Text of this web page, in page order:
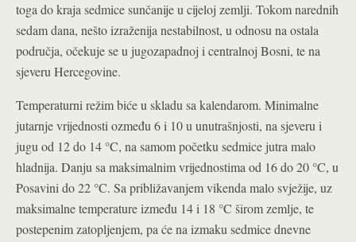
toga do kraja sedmice sunčanije u cijeloj zemlji. Tokom narednih
sedam dana, nešto izraženija nestabilnost, u odnosu na ostala
područja, očekuje se u jugozapadnoj i centralnoj Bosni, te na
sjeveru Hercegovine.
Temperaturni režim biće u skladu sa kalendarom. Minimalne
jutarnje vrijednosti ozmeđu 6 i 10 u unutrašnjosti, na sjeveru i
jugu od 12 do 14 °C, na samom početku sedmice jutra malo
hladnija. Danju sa maksimalnim vrijednostima od 16 do 20 °C, u
Posavini do 22 °C. Sa približavanjem vikenda malo svježije, uz
maksimalne temperature između 14 i 18 °C širom zemlje, te
postepenim zatopljenjem, pa će na izmaku sedmice dnevne